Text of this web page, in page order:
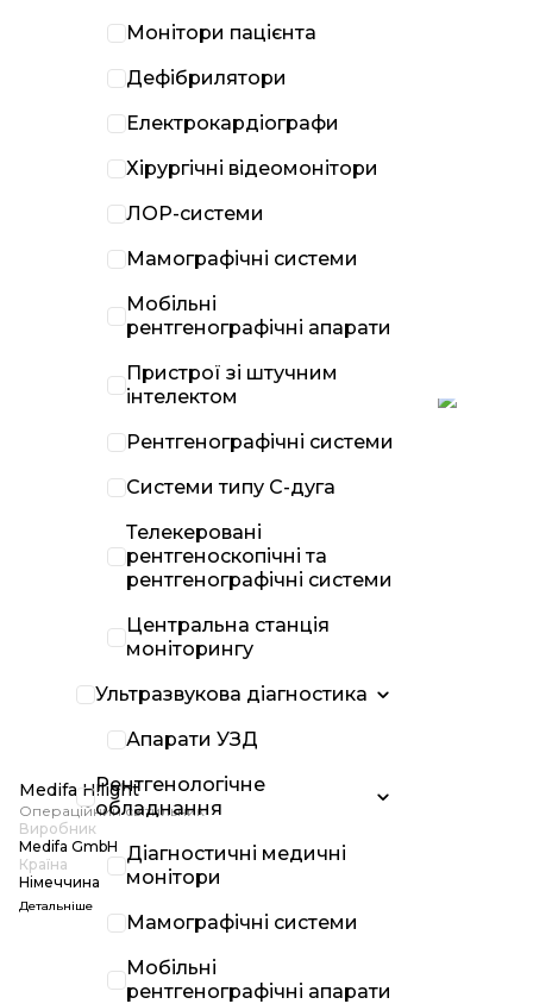
Монітори пацієнта
Дефібрилятори
Електрокардіографи
Хірургічні відеомонітори
ЛОР-системи
Мамографічні системи
Мобільні
рентгенографічні апарати
Пристрої зі штучним
інтелектом
Рентгенографічні системи
Системи типу С-дуга
Телекеровані
рентгеноскопічні та
рентгенографічні системи
Центральна станція
моніторингу
Ультразвукова діагностика
Апарати УЗД
Рентгенологічне
обладнання
Діагностичні медичні
монітори
Мамографічні системи
Мобільні
рентгенографічні апарати
Medifa H!light
Операційний світильник
Виробник
Medifa GmbH
Країна
Німеччина
Детальніше